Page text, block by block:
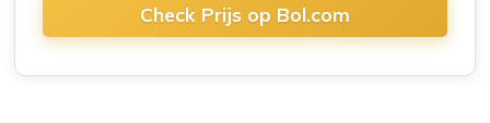
Check Prijs op Bol.com